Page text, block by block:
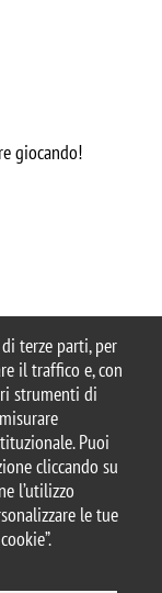
terze parti, per
il traffico e, con
strumenti di
Puoi
cliccando su
l’utilizzo
le tue
giocando!
Università degli
20126, Milano